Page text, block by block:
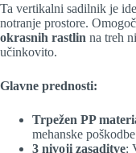
Ta vertikalni sadilnik je
notranje prostore.
okrasnih rastlin na treh
učinkovito.
Glavne prednosti:
Trpežen PP
mehanske
3 nivoji zasaditve: